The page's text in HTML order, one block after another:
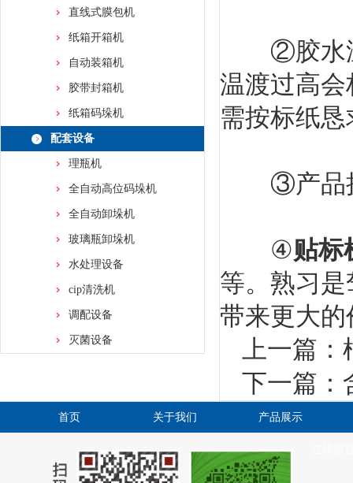
直线式膜包机
纸箱开箱机
自动装箱机
胶带封箱机
纸箱码垛机
配套设备
理瓶机
全自动高位码垛机
全自动卸垛机
玻璃瓶卸垛机
水处理设备
cip清洗机
调配设备
灭菌设备
②胶水温
温渡过高
需按标纸
③产品挑
④贴标
等。熟习
带来更大的
上一篇：
下一篇：
首页 关于我们 产品展示